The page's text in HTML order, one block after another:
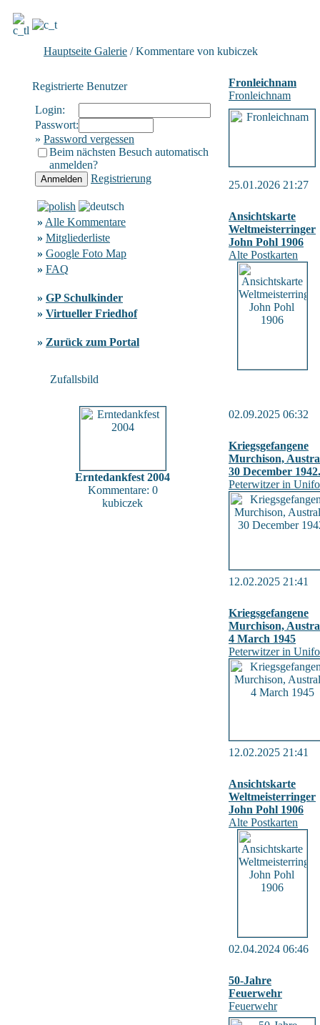
Hauptseite Galerie / Kommentare von kubiczek
Registrierte Benutzer
Login:
Passwort:
» Password vergessen
Beim nächsten Besuch automatisch
anmelden?
Registrierung
» Alle Kommentare
» Mitgliederliste
» Google Foto Map
» FAQ
» GP Schulkinder
» Virtueller Friedhof
» Zurück zum Portal
Zufallsbild
Erntedankfest 2004
Kommentare: 0
kubiczek
Fronleichnam
Fronleichnam
25.01.2026 21:27
Ansichtskarte
Weltmeisterringer
John Pohl 1906
Alte Postkarten
02.09.2025 06:32
Kriegsgefangene
Murchison,
30 December 1942.
Peterwitzer in
12.02.2025 21:41
Kriegsgefangene
Murchison,
4 March 1945
Peterwitzer in
12.02.2025 21:41
Ansichtskarte
Weltmeisterringer
John Pohl 1906
Alte Postkarten
02.04.2024 06:46
50-Jahre
Feuerwehr
Feuerwehr